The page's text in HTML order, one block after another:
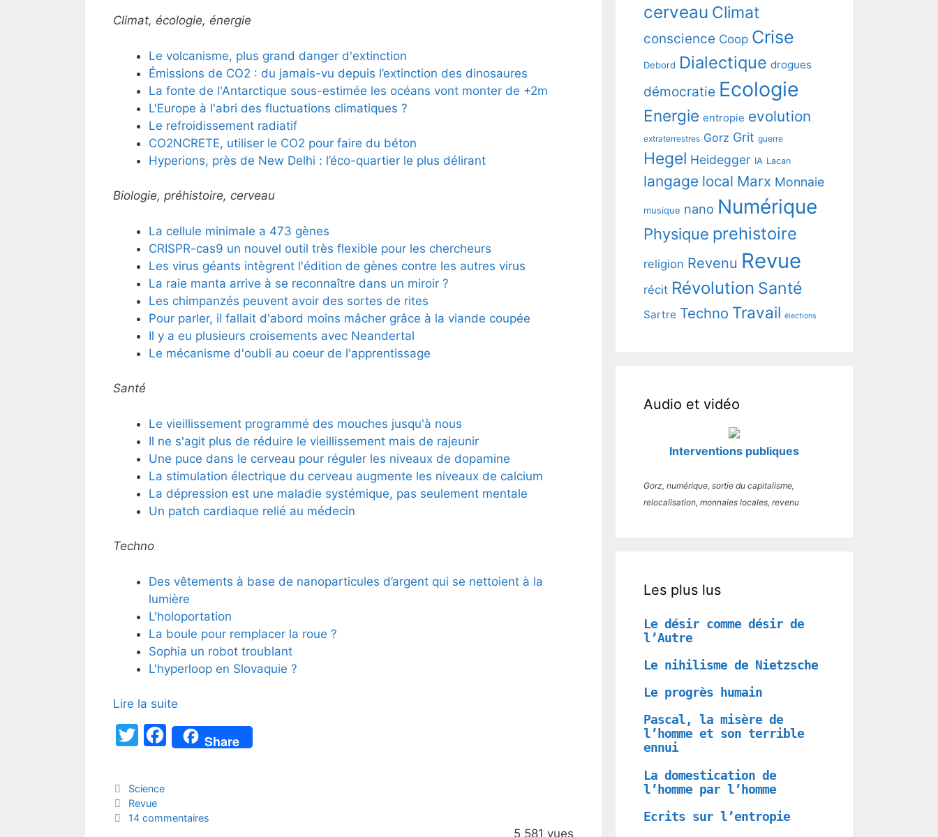
Climat, écologie, énergie
Le volcanisme, plus grand danger d'extinction
Émissions de CO2 : du jamais-vu depuis l’extinction des dinosaures
La fonte de l'Antarctique sous-estimée les océans vont monter de +2m
L'Europe à l'abri des fluctuations climatiques ?
Le refroidissement radiatif
CO2NCRETE, utiliser le CO2 pour faire du béton
Hyperions, près de New Delhi : l’éco-quartier le plus délirant
Biologie, préhistoire, cerveau
La cellule minimale a 473 gènes
CRISPR-cas9 un nouvel outil très flexible pour les chercheurs
Les virus géants intègrent l'édition de gènes contre les autres virus
La raie manta arrive à se reconnaître dans un miroir ?
Les chimpanzés peuvent avoir des sortes de rites
Pour parler, il fallait d'abord moins mâcher grâce à la viande coupée
Il y a eu plusieurs croisements avec Neandertal
Le mécanisme d'oubli au coeur de l'apprentissage
Santé
Le vieillissement programmé des mouches jusqu'à nous
Il ne s'agit plus de réduire le vieillissement mais de rajeunir
Une puce dans le cerveau pour réguler les niveaux de dopamine
La stimulation électrique du cerveau augmente les niveaux de calcium
La dépression est une maladie systémique, pas seulement mentale
Un patch cardiaque relié au médecin
Techno
Des vêtements à base de nanoparticules d’argent qui se nettoient à la
lumière
L'holoportation
La boule pour remplacer la roue ?
Sophia un robot troublant
L'hyperloop en Slovaquie ?
Lire la suite
T
itt
er
F
a
b
Share
Catégories
Science
Étiquettes
Revue
14 commentaires
5 581 vues
cerveau Climat
conscience Coop Crise
Debord Dialectique drogues
démocratie Ecologie
Energie entropie evolution
extraterrestres Gorz Grit guerre
Hegel Heidegger IA Lacan
langage local Marx Monnaie
musique nano Numérique
Physique prehistoire
religion Revenu Revue
récit Révolution Santé
Sartre Techno Travail élections
Audio et vidéo
Interventions publiques
Gorz, numérique, sortie du capitalisme,
relocalisation, monnaies locales, revenu
Les plus lus
Le désir comme désir de
l’Autre
Le nihilisme de Nietzsche
Le progrès humain
Pascal, la misère de
l’homme et son terrible
ennui
La domestication de
l’homme par l’homme
Ecrits sur l’entropie